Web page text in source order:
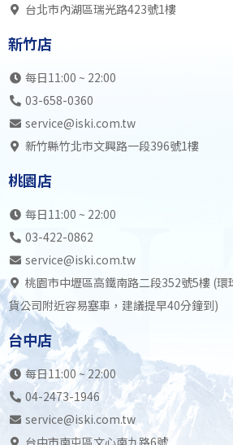
台北市內湖區瑞光路423號1樓
新竹店
每日11:00 ~ 22:00
03-658-0360
service@iski.com.tw
新竹縣竹北市文興路一段396號1樓
桃園店
每日11:00 ~ 22:00
03-422-0862
service@iski.com.tw
桃園市中壢區高鐵南路二段352號5樓 (環
貨公司附近容易塞車，建議提早40分鐘到)
台中店
每日11:00 ~ 22:00
04-2473-1946
service@iski.com.tw
台中市南屯區文心南九路6號